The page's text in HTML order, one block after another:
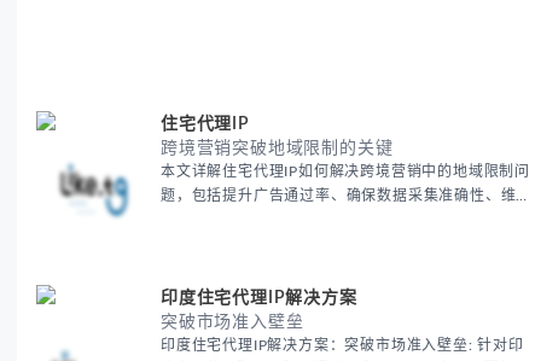
住宅代理IP
跨境营销突破地域限制的关键
本文详解住宅代理IP如何解决跨境营销中的地域限制问
题，包括提升广告通过率、确保数据采集准确性、维护
印度住宅代理IP解决方案
突破市场准入壁垒
印度住宅代理IP解决方案：突破市场准入壁垒: 针对印